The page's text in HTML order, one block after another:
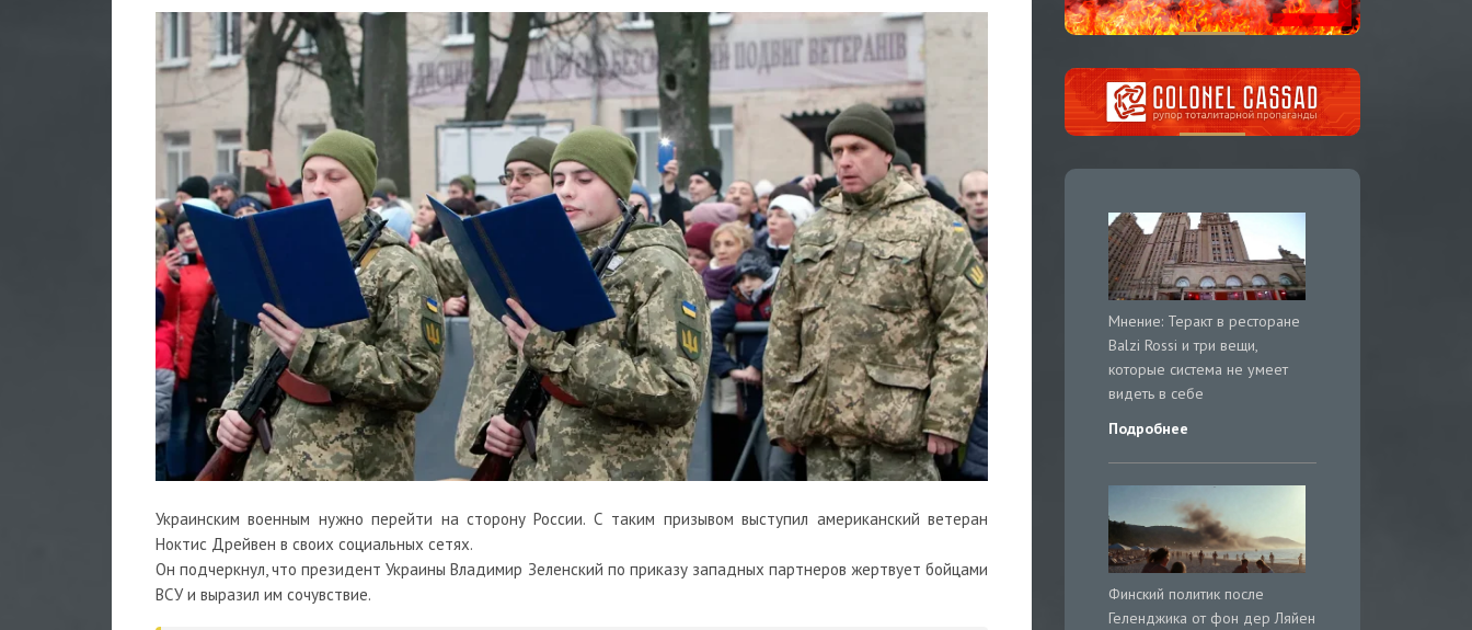
Украинским военным нужно перейти на сторону России. С таким призывом выступил американский ветеран
Ноктис Дрейвен в своих социальных сетях.
Он подчеркнул, что президент Украины Владимир Зеленский по приказу западных партнеров жертвует бойцами
ВСУ и выразил им сочувствие.
Мнение: Теракт в ресторане
Balzi Rossi и три вещи,
которые система не умеет
видеть в себе
Подробнее
Финский политик после
Геленджика от фон дер Ляйен